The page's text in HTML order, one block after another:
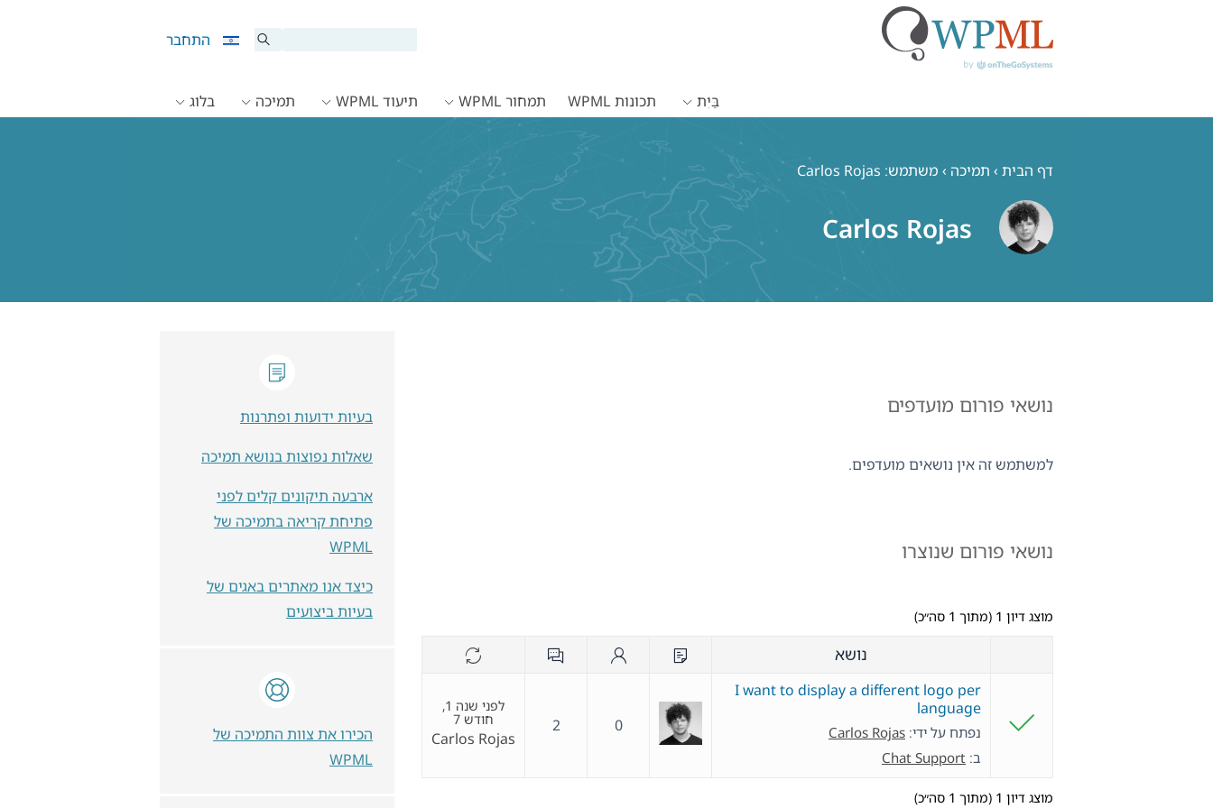
התחבר
בַּיִת תכונות WPML תמחור WPML תיעוד WPML תמיכה בלוג
דף הבית › תמיכה › משתמש: Carlos Rojas
Carlos Rojas
נושאי פורום מועדפים
למשתמש זה אין נושאים מועדפים.
נושאי פורום שנוצרו
מוצג דיון 1 (מתוך 1 סה״כ)
נושא
I want to display a different logo per
language
נפתח על ידי: Carlos Rojas
ב: Chat Support
0
2
לפני שנה 1,
חודש 7
Carlos Rojas
מוצג דיון 1 (מתוך 1 סה״כ)
בעיות ידועות ופתרנות
שאלות נפוצות בנושא תמיכה
ארבעה תיקונים קלים לפני
פתיחת קריאה בתמיכה של
WPML
כיצד אנו מאתרים באגים של
בעיות ביצועים
הכירו את צוות התמיכה של
WPML